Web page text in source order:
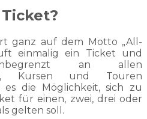
ganz auf dem Motto „All-
einmalig ein Ticket und
an allen
Kursen und Touren
die Möglichkeit, sich zu
für einen, zwei, drei oder
gelten soll.